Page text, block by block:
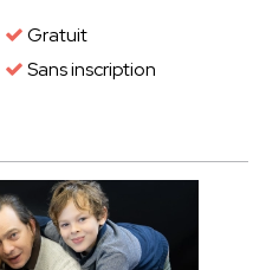
Gratuit
Sans inscription